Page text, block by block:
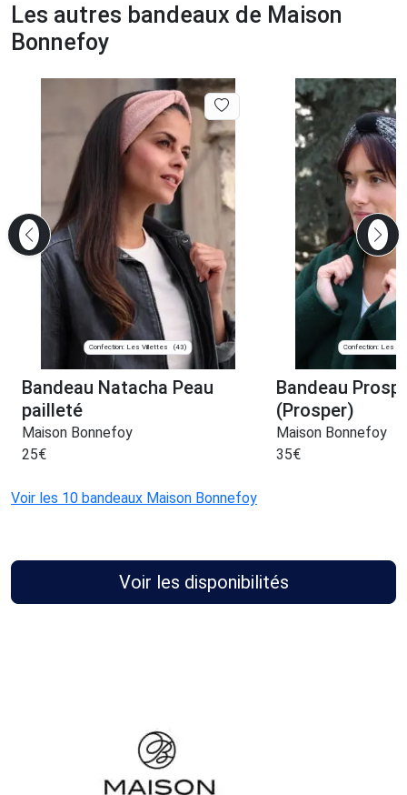
Les autres bandeaux de Maison
Bonnefoy
Confection: Les Villettes (43)
Bandeau Natacha Peau
pailleté
Maison Bonnefoy
25€
Confection: Les
Bandeau
(Prosper)
Maison Bonnefoy
35€
Voir les 10 bandeaux Maison Bonnefoy
Voir les disponibilités